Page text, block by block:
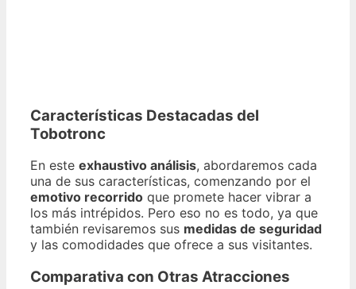
Características Destacadas del
Tobotronc
En este exhaustivo análisis, abordaremos cada
una de sus características, comenzando por el
emotivo recorrido que promete hacer vibrar a
los más intrépidos. Pero eso no es todo, ya que
también revisaremos sus medidas de seguridad
y las comodidades que ofrece a sus visitantes.
Comparativa con Otras Atracciones